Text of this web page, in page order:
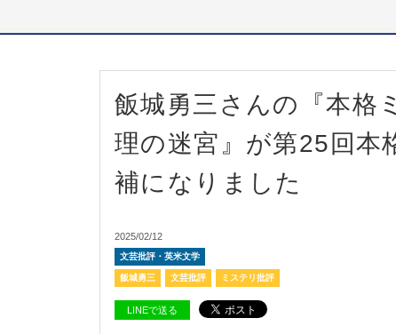
飯城勇三さんの『本
理の迷宮』が第25回
補になりました
2025/02/12
文芸批評・英米文学
飯城勇三 文芸批評 ミステリ批評
LINEで送る